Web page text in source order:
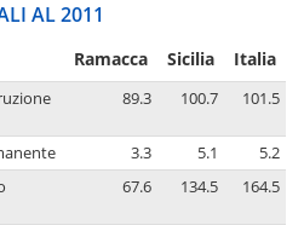
AL 2011
Ramacca Sicilia Italia
89.3 100.7 101.5
3.3 5.1
5.2
67.6 134.5 164.5